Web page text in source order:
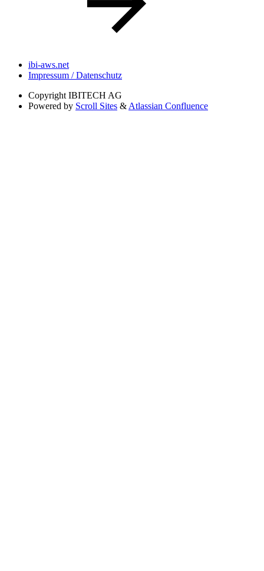
ibi-aws.net
Impressum / Datenschutz
Copyright IBITECH AG
Powered by Scroll Sites & Atlassian Confluence